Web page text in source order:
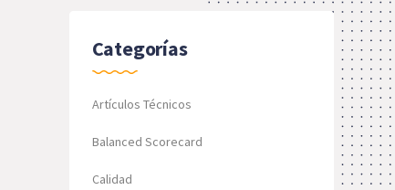
Categorías
Artículos Técnicos
Balanced Scorecard
Calidad